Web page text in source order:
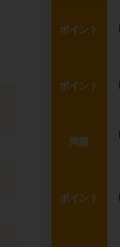
ポイント
ポイント
問題
ポイント